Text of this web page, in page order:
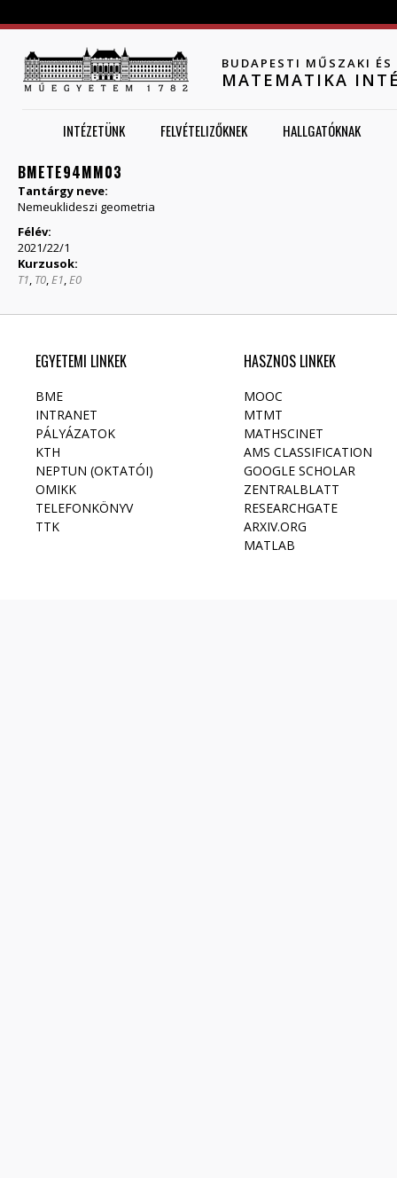
BUDAPESTI MŰSZAKI
MATEMATIKA
INTÉZETÜNK FELVÉTELIZŐKNEK HALLGATÓKNAK
BMETE94MM03
Tantárgy neve:
Nemeuklideszi geometria
Félév:
2021/22/1
Kurzusok:
T1, T0,E1,E0
EGYETEMI LINKEK
BME
INTRANET
PÁLYÁZATOK
KTH
NEPTUN (OKTATÓI)
OMIKK
TELEFONKÖNYV
TTK
HASZNOS LINKEK
MOOC
MTMT
MATHSCINET
AMS CLASSIFICATION
GOOGLE SCHOLAR
ZENTRALBLATT
RESEARCHGATE
ARXIV.ORG
MATLAB